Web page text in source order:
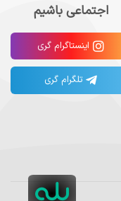
اجتماعی باشیم
اینستاگرام گری
تلگرام گری